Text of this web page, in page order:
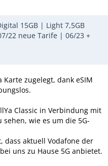
15GB | Light 7,5GB
22 neue Tarife | 06/23 +
zugelegt, dank eSIM
Classic in Verbindung mit
wie es um die 5G-
dass aktuell Vodafone der
uns zu Hause 5G anbietet.